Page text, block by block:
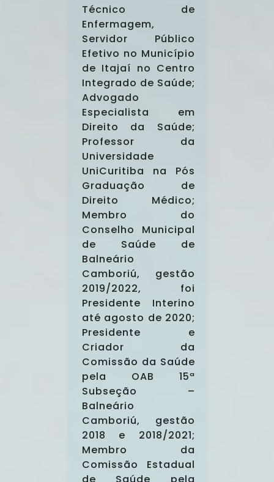
Técnico de
Enfermagem,
Servidor Público
Efetivo no Município
de Itajaí no Centro
Integrado de Saúde;
Advogado
Especialista em
Direito da Saúde;
Professor da
Universidade
UniCuritiba na Pós
Graduação de
Direito Médico;
Membro do
Conselho Municipal
de Saúde de
Balneário
Camboriú, gestão
2019/2022, foi
Presidente Interino
até agosto de 2020;
Presidente e
Criador da
Comissão da Saúde
pela OAB 15ª
Subseção –
Balneário
Camboriú, gestão
2018 e 2018/2021;
Membro da
Comissão Estadual